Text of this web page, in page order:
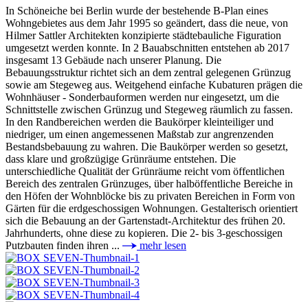
In Schöneiche bei Berlin wurde der bestehende B-Plan eines
Wohngebietes aus dem Jahr 1995 so geändert, dass die neue, von
Hilmer Sattler Architekten konzipierte städtebauliche Figuration
umgesetzt werden konnte. In 2 Bauabschnitten entstehen ab 2017
insgesamt 13 Gebäude nach unserer Planung. Die
Bebauungsstruktur richtet sich an dem zentral gelegenen Grünzug
sowie am Stegeweg aus. Weitgehend einfache Kubaturen prägen die
Wohnhäuser - Sonderbauformen werden nur eingesetzt, um die
Schnittstelle zwischen Grünzug und Stegeweg räumlich zu fassen.
In den Randbereichen werden die Baukörper kleinteiliger und
niedriger, um einen angemessenen Maßstab zur angrenzenden
Bestandsbebauung zu wahren. Die Baukörper werden so gesetzt,
dass klare und großzügige Grünräume entstehen. Die
unterschiedliche Qualität der Grünräume reicht vom öffentlichen
Bereich des zentralen Grünzuges, über halböffentliche Bereiche in
den Höfen der Wohnblöcke bis zu privaten Bereichen in Form von
Gärten für die erdgeschossigen Wohnungen. Gestalterisch orientiert
sich die Bebauung an der Gartenstadt-Architektur des frühen 20.
Jahrhunderts, ohne diese zu kopieren. Die 2- bis 3-geschossigen
Putzbauten finden ihren ...
mehr lesen